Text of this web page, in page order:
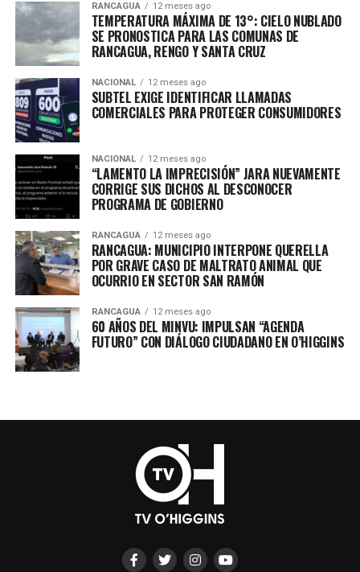
RANCAGUA 12 meses ago
TEMPERATURA MÁXIMA DE 13°: CIELO NUBLADO
SE PRONOSTICA PARA LAS COMUNAS DE
RANCAGUA, RENGO Y SANTA CRUZ
NACIONAL 12 meses ago
SUBTEL EXIGE IDENTIFICAR LLAMADAS
COMERCIALES PARA PROTEGER CONSUMIDORES
NACIONAL 12 meses ago
“LAMENTO LA IMPRECISIÓN” JARA NUEVAMENTE
CORRIGE SUS DICHOS AL DESCONOCER
PROGRAMA DE GOBIERNO
RANCAGUA 12 meses ago
RANCAGUA: MUNICIPIO INTERPONE QUERELLA
POR GRAVE CASO DE MALTRATO ANIMAL QUE
OCURRIO EN SECTOR SAN RAMÓN
RANCAGUA 12 meses ago
60 AÑOS DEL MINVU: IMPULSAN “AGENDA
FUTURO” CON DIÁLOGO CIUDADANO EN O’HIGGINS